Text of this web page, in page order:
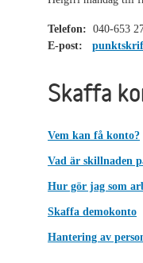
Telefon: 040-653
E-post:
Skaffa
Vem kan få konto?
Vad är skillnaden
Hur gör jag som
Skaffa demokonto
Hantering av